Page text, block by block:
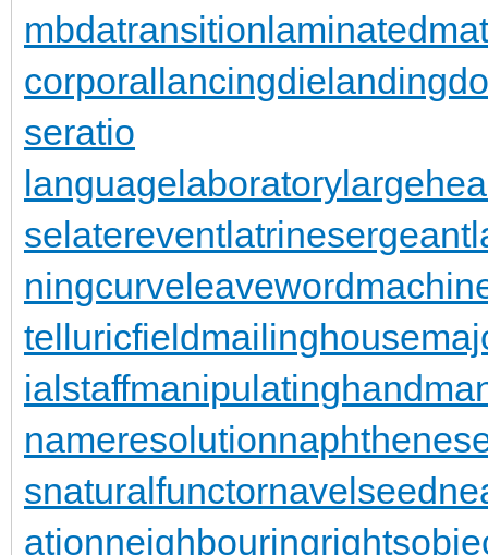
mbdatransition
corporallancingdie
seratio
languagelaboratory
selatereventlatrinesergeant
ningcurveleaveword
telluricfieldmailinghouse
ialstaffmanipulatinghand
nameresolution
snaturalfunctornavelseed
ationneighbouringrights